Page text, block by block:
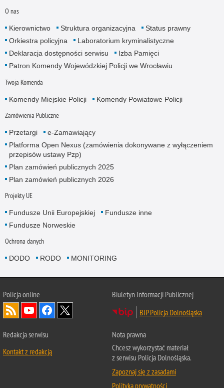
O nas
Kierownictwo Struktura organizacyjna
Status prawny
Orkiestra policyjna
Laboratorium kryminalistyczne
Deklaracja dostępności serwisu
Izba Pamięci
Patron Komendy Wojewódzkiej Policji we Wrocławiu
Twoja Komenda
Komendy Miejskie Policji Komendy Powiatowe Policji
Zamówienia Publiczne
Przetargi
e-Zamawiający
Platforma Open Nexus (zamówienia dokonywane z wyłączeniem
przepisów ustawy Pzp)
Plan zamówień publicznych 2025
Plan zamówień publicznych 2026
Projekty UE
Fundusze Unii Europejskiej
Fundusze inne
Fundusze Norweskie
Ochrona danych
DODO RODO MONITORING
Policjaonline
Biuletyn Informacji Publicznej
BIP Policja Dolnośląska
Redakcja serwisu
Kontakt z redakcją
Nota prawna
Chcesz wykorzystać materiał
z serwisu Policja Dolnośląska.
Zapoznaj się z zasadami
Polityka prywatności